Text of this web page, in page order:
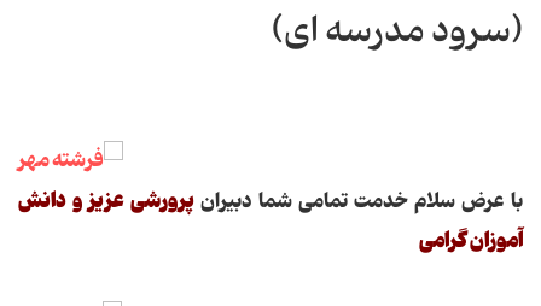
(سرود مدرسه ای)
با عرض سلام خدمت تمامی شما دبیرانپرورشی عزیز و دانش
آموزان گرامی